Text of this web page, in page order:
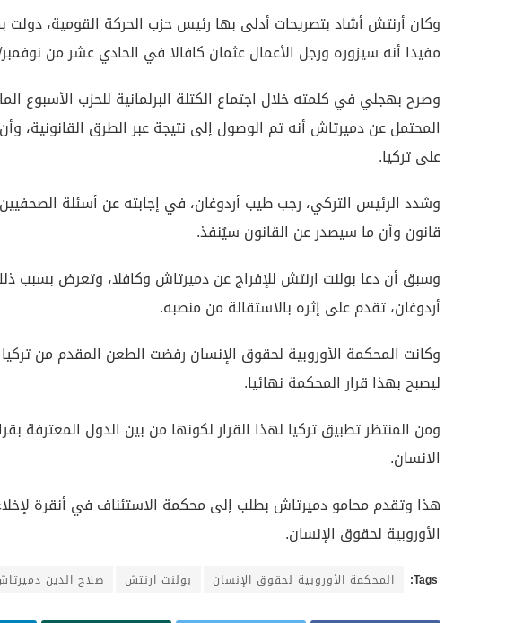
وكان أرنتش أشاد بتصريحات أدلى بها رئيس حزب الحركة القومية،
مفيدا أنه سيزوره ورجل الأعمال عثمان كافالا في الحادي عشر من
وصرح بهجلي في كلمته خلال اجتماع الكتلة البرلمانية للحزب الأسبوع
المحتمل عن دميرتاش أنه تم الوصول إلى نتيجة عبر الطرق القانونية،
على تركيا.
وشدد الرئيس التركي، رجب طيب أردوغان، في إجابته عن أسئلة
قانون وأن ما سيصدر عن القانون سيُنفذ.
وسبق أن دعا بولنت ارنتش للإفراج عن دميرتاش وكافلا، وتعرض
أردوغان، تقدم على إثره بالاستقالة من منصبه.
وكانت المحكمة الأوروبية لحقوق الإنسان رفضت الطعن المقدم من
ليصبح بهذا قرار المحكمة نهائيا.
ومن المنتظر تطبيق تركيا لهذا القرار لكونها من بين الدول المعترفة
الانسان.
هذا وتقدم محامو دميرتاش بطلب إلى محكمة الاستئناف في أنقرة
الأوروبية لحقوق الإنسان.
Tags: المحكمة الأوروبية لحقوق الإنسان بولنت ارنتش صلاح الدين